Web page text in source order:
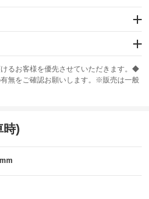
ABS
けるお客様を優先させていただきます。◆
無をご確認お願いします。※販売は一般
時)